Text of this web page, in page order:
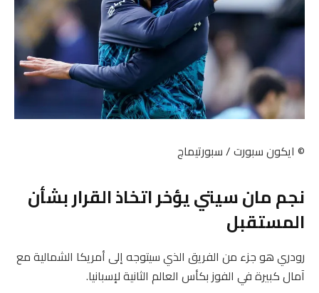
© ايكون سبورت / سبورتيماج
نجم مان سيتي يؤخر اتخاذ القرار بشأن
المستقبل
رودري هو جزء من الفريق الذي سيتوجه إلى أمريكا الشمالية مع
آمال كبيرة في الفوز بكأس العالم الثانية لإسبانيا.